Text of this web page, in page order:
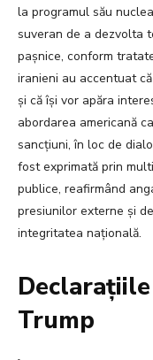
la programul său
suveran de a dezvolta
pașnice, conform
iranieni au accentuat
și că își vor apăra
abordarea americană
sancțiuni, în loc de
fost exprimată prin
publice, reafirmând
presiunilor externe și
integritatea națională.
Trump